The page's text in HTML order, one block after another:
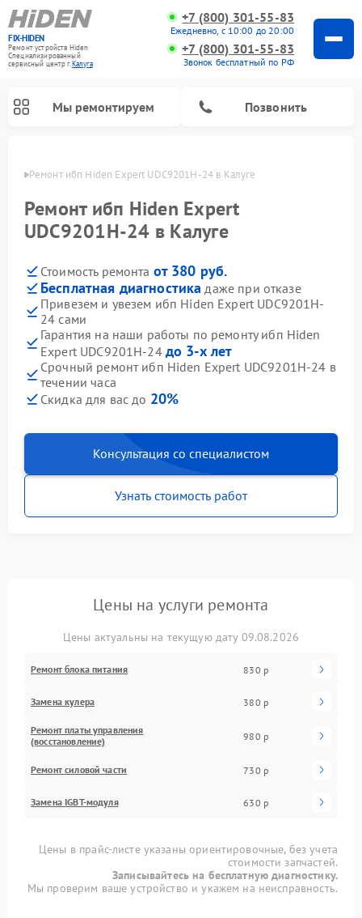
FIX-HIDEN
Ремонт устройств Hiden
Специализированный
cервисный центр г.Калуга
+7 (800) 301-55-83
Ежедневно, с 10:00 до 20:00
+7 (800) 301-55-83
Звонок бесплатный по РФ
Мы ремонтируем Позвонить
Ремонт ибп Hiden Expert UDC9201H-24 в Калуге
Ремонт ибп Hiden Expert
UDC9201H-24 в Калуге
Стоимость ремонта от 380 руб.
Бесплатная диагностика даже при отказе
Привезем и увезем ибп Hiden Expert UDC9201H-
24 сами
Гарантия на наши работы по ремонту ибп Hiden
Expert UDC9201H-24 до 3-х лет
Срочный ремонт ибп Hiden Expert UDC9201H-24 в
течении часа
Скидка для вас до 20%
Консультация со специалистом
Узнать стоимость работ
Цены на услуги ремонта
Цены актуальны на текущую дату 09.08.2026
Ремонт блока питания 830 р
Замена кулера 380 р
Ремонт платы управления
(восстановление)
980 р
Ремонт силовой части 730 р
Замена IGBT-модуля 630 р
Цены в прайс-листе указаны ориентировочные, без учета
стоимости запчастей.
Записывайтесь на бесплатную диагностику.
Мы проверим ваше устройство и укажем на неисправность.